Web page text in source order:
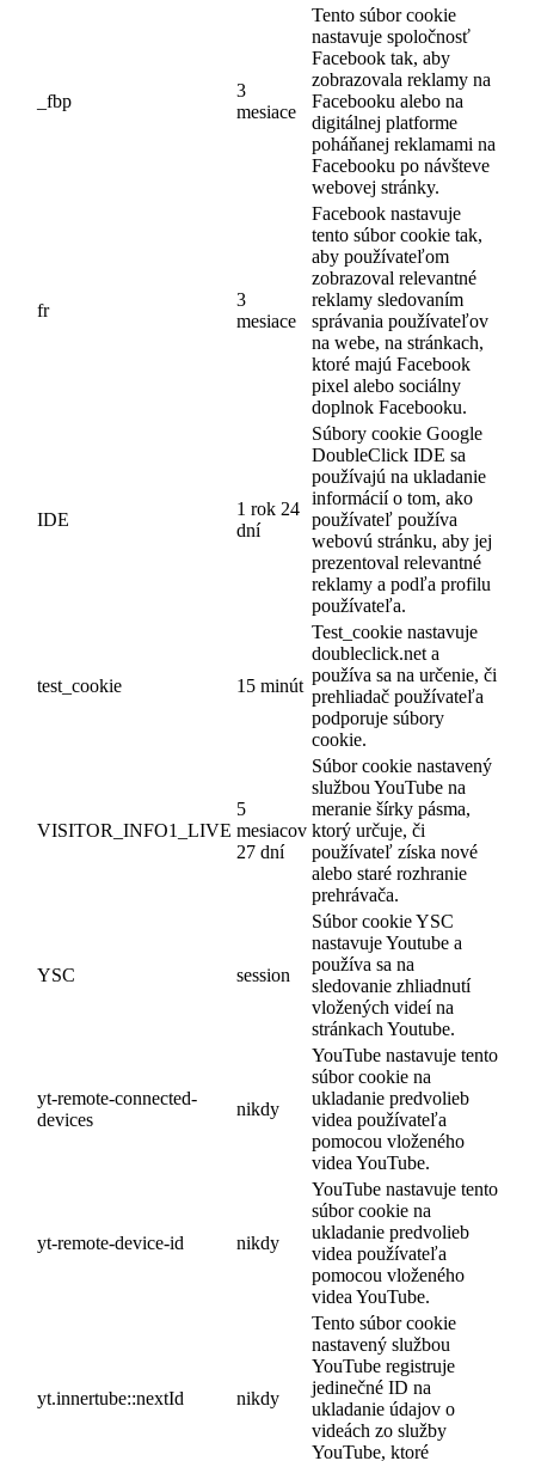
_fbp
3
mesiace
Tento súbor cookie
nastavuje spoločnosť
Facebook tak, aby
zobrazovala reklamy na
Facebooku alebo na
digitálnej platforme
poháňanej reklamami na
Facebooku po návšteve
webovej stránky.
fr
3
mesiace
Facebook nastavuje
tento súbor cookie tak,
aby používateľom
zobrazoval relevantné
reklamy sledovaním
správania používateľov
na webe, na stránkach,
ktoré majú Facebook
pixel alebo sociálny
doplnok Facebooku.
IDE
1 rok 24
dní
Súbory cookie Google
DoubleClick IDE sa
používajú na ukladanie
informácií o tom, ako
používateľ používa
webovú stránku, aby jej
prezentoval relevantné
reklamy a podľa profilu
používateľa.
test_cookie 15 minút
Test_cookie nastavuje
doubleclick.net a
používa sa na určenie, či
prehliadač používateľa
podporuje súbory
cookie.
VISITOR_INFO1_LIVE
5
mesiacov
27 dní
Súbor cookie nastavený
službou YouTube na
meranie šírky pásma,
ktorý určuje, či
používateľ získa nové
alebo staré rozhranie
prehrávača.
YSC session
Súbor cookie YSC
nastavuje Youtube a
používa sa na
sledovanie zhliadnutí
vložených videí na
stránkach Youtube.
yt-remote-connected-
devices
nikdy
YouTube nastavuje tento
súbor cookie na
ukladanie predvolieb
videa používateľa
pomocou vloženého
videa YouTube.
yt-remote-device-id nikdy
YouTube nastavuje tento
súbor cookie na
ukladanie predvolieb
videa používateľa
pomocou vloženého
videa YouTube.
yt.innertube::nextId nikdy
Tento súbor cookie
nastavený službou
YouTube registruje
jedinečné ID na
ukladanie údajov o
videách zo služby
YouTube, ktoré